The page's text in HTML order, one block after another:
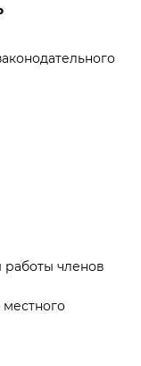
членов